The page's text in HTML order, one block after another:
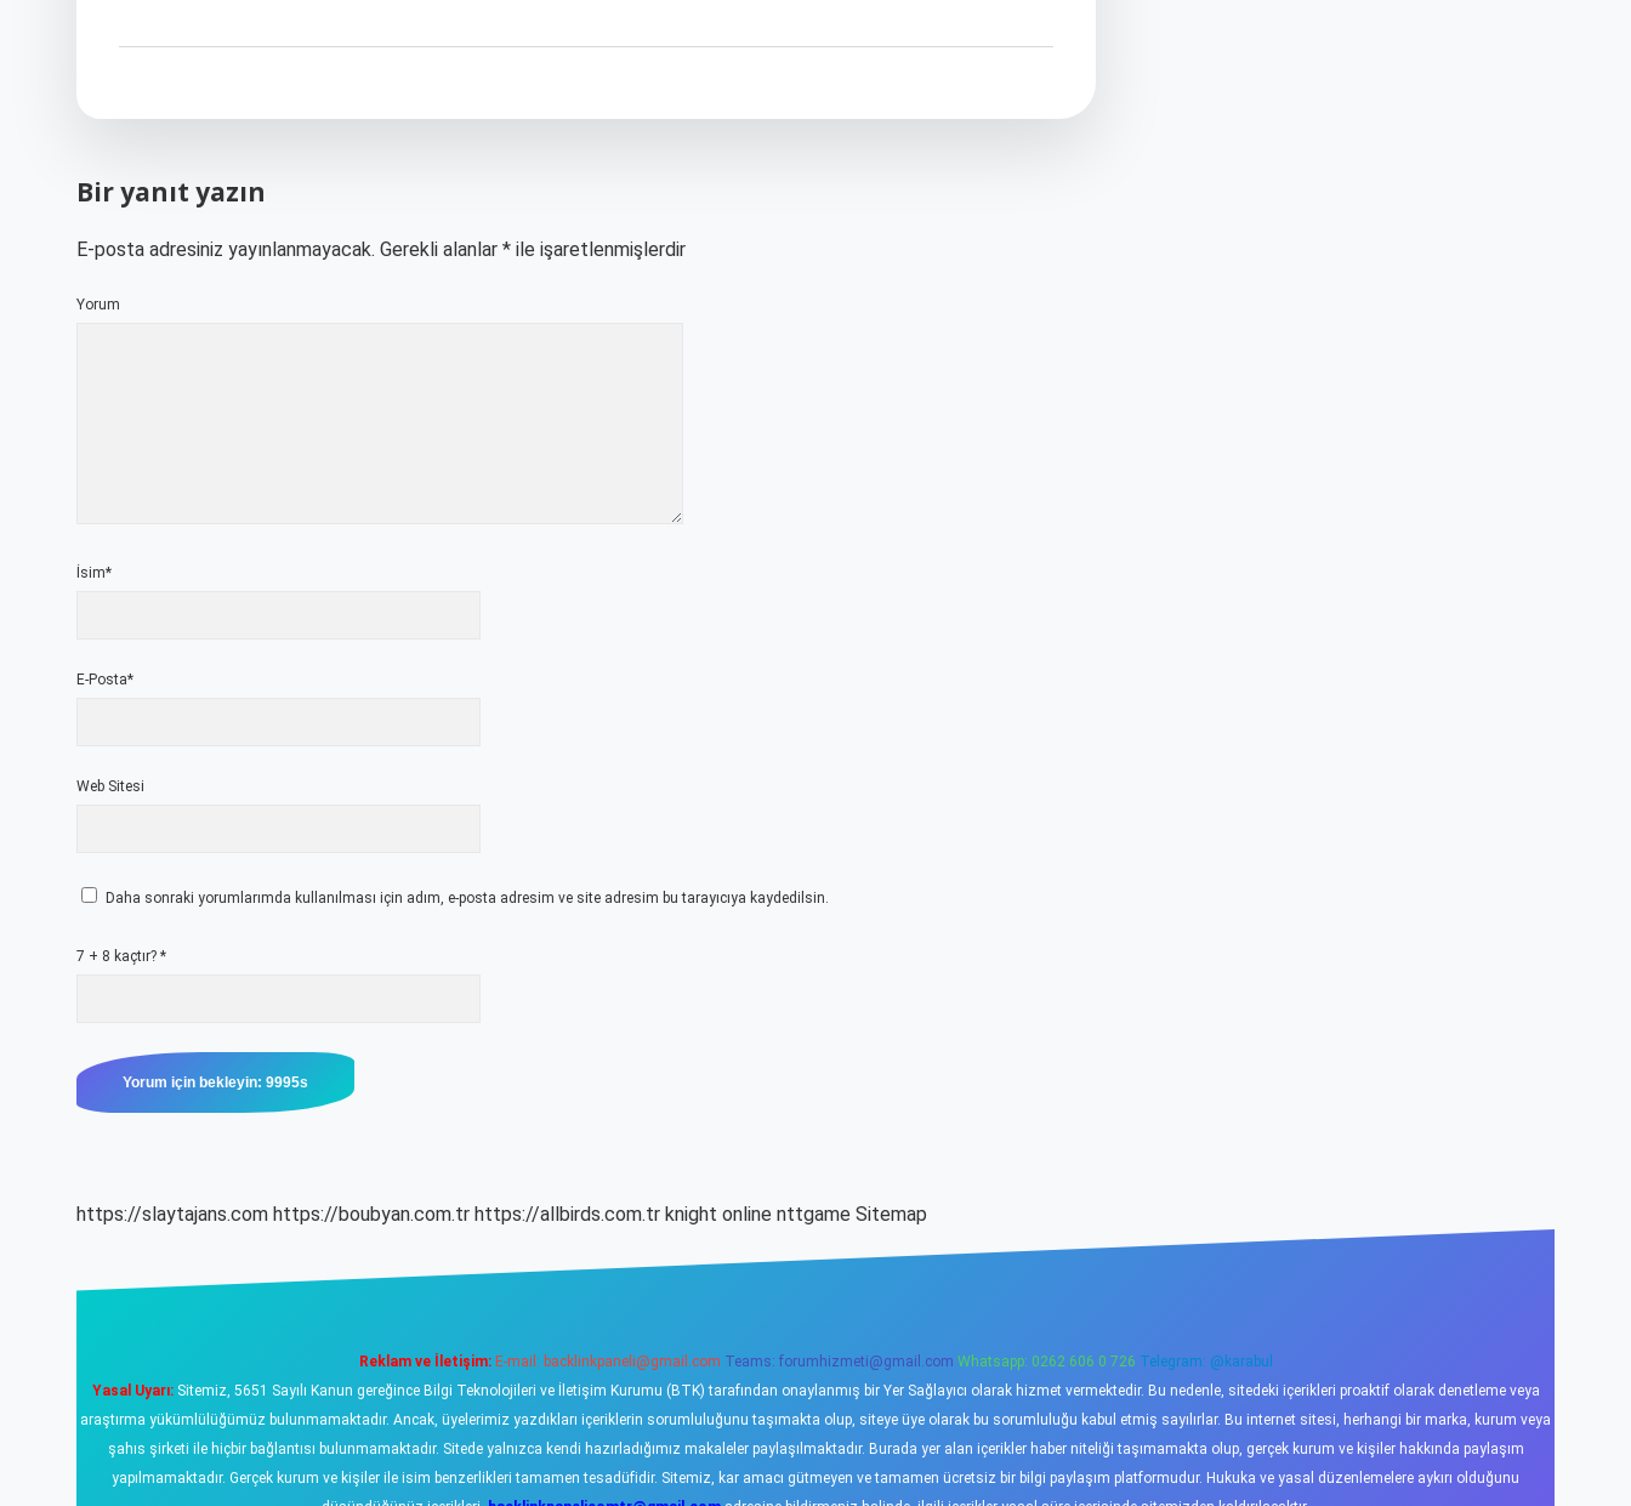
Bir yanıt yazın
E-posta adresiniz yayınlanmayacak. Gerekli alanlar * ile işaretlenmişlerdir
Yorum
İsim*
E-Posta*
Web Sitesi
Daha sonraki yorumlarımda kullanılması için adım, e-posta adresim ve site adresim bu tarayıcıya kaydedilsin.
7 + 8 kaçtır? *
https://slaytajans.com https://boubyan.com.tr https://allbirds.com.tr knight online nttgame Sitemap
Reklam ve İletişim: E-mail: backlinkpaneli@gmail.com Teams: forumhizmeti@gmail.com Whatsapp: 0262 606 0 726 Telegram: @karabul
Yasal Uyarı:Sitemiz, 5651 Sayılı Kanun gereğince Bilgi Teknolojileri ve İletişim Kurumu (BTK) tarafından onaylanmış bir Yer Sağlayıcı olarak hizmet vermektedir. Bu nedenle, sitedeki içerikleri proaktif olarak denetleme veya
araştırma yükümlülüğümüz bulunmamaktadır. Ancak, üyelerimiz yazdıkları içeriklerin sorumluluğunu taşımakta olup, siteye üye olarak bu sorumluluğu kabul etmiş sayılırlar. Bu internet sitesi, herhangi bir marka, kurum veya
şahıs şirketi ile hiçbir bağlantısı bulunmamaktadır. Sitede yalnızca kendi hazırladığımız makaleler paylaşılmaktadır. Burada yer alan içerikler haber niteliği taşımamakta olup, gerçek kurum ve kişiler hakkında paylaşım
yapılmamaktadır. Gerçek kurum ve kişiler ile isim benzerlikleri tamamen tesadüfidir. Sitemiz, kar amacı gütmeyen ve tamamen ücretsiz bir bilgi paylaşım platformudur. Hukuka ve yasal düzenlemelere aykırı olduğunu